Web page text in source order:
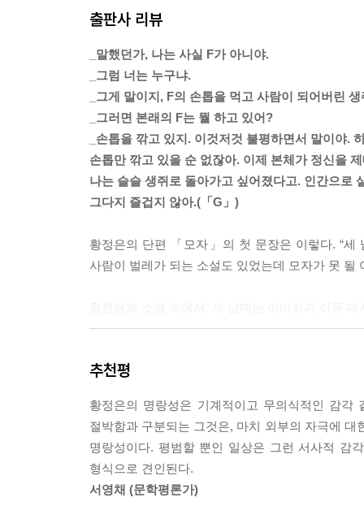
출판사 리뷰
_말했던가, 나는 사실 F가 아니야.
_그럼 너는 누구냐.
_그게 말이지, F의 손톱을 먹고 사람이 되어버린
_그러면 본래의 F는 뭘 하고 있어?
_손톱을 깎고 있지. 이것저것 불평하면서 말이야.
손톱만 깎고 있을 순 없잖아. 이제 본체가 정신을
나는 슬슬 생쥐로 돌아가고 싶어졌다고. 인간으로
그다지 즐겁지 않아.(「G」)
황정은의 단편 「모자」의 첫 문장은 이렇다. “
사람이 벌레가 되는 소설도 있었는데 모자가 못
아니에요. (……) 우연히 모자를 봤다고 하네요. 댁
그냥 모자가 됐을 뿐인데요.
하지만 애들이 보잖아요.
전혀 해롭지 않아요. 머리 하나 정도의 공간을 차
애가 자꾸 물어봐서요. 뭐라고 대답해야 할지 모
부부는 생각하고 있어요.
추천평
황정은의 명랑성은 기계적이고 무의식적인 감
절박함과 구분되는 그것은, 마치 외부의 자극에
명랑성이다. 평범할 뿐인 일상은 그런 서사적 감
형식으로 견인된다.
서영채 (문학평론가)